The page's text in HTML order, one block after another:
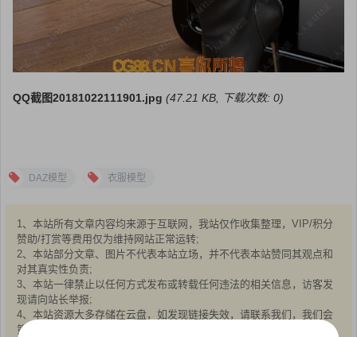
QQ截图20181022111901.jpg (47.21 KB, 下载次数: 0)
DAZ模型 衣服模型
1、本站所有文章内容均来源于互联网，我站仅作收集整理，VIP/积分
赞助/打赏等费用仅为维持网站正常运转;
2、本站部分文章、图片不代表本站立场，并不代表本站赞同其观点和
对其真实性负责;
3、本站一律禁止以任何方式发布或转载任何违法的相关信息，访客发
现请向站长举报;
4、本站资源大多存储在云盘，如发现链接失效，请联系我们，我们会
第一时间更新: